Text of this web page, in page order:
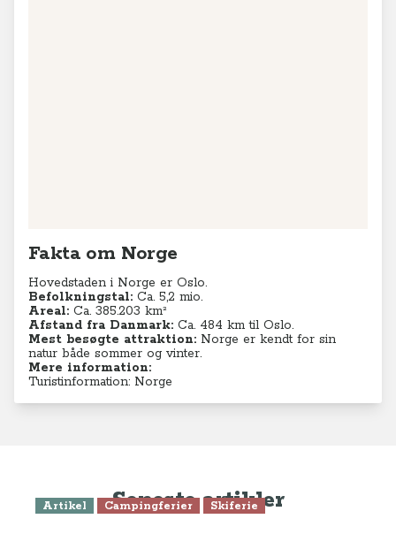
Fakta om Norge
Hovedstaden i Norge er Oslo.
Befolkningstal: Ca. 5,2 mio.
Areal: Ca. 385.203 km²
Afstand fra Danmark: Ca. 484 km til Oslo.
Mest besøgte attraktion: Norge er kendt for sin
natur både sommer og vinter.
Mere information:
Turistinformation: Norge
Seneste artikler
Artikel Campingferier Skiferie